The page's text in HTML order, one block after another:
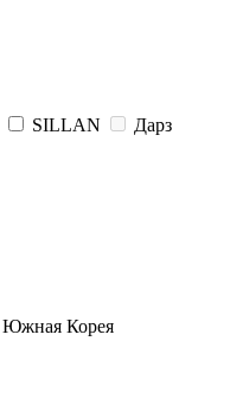
SILLAN
Дарз
Южная Корея